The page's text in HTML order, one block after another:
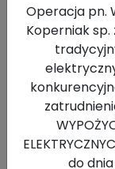
Wróć
Kategorie
Akcesoria
Akcesoria
Rowery dla
Operacja pn.
Koperniak
do